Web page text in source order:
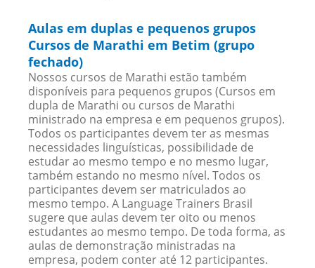
Aulas em duplas e pequenos grupos
Cursos de Marathi em Betim (grupo
fechado)
Nossos cursos de Marathi estão também
disponíveis para pequenos grupos (Cursos em
dupla de Marathi ou cursos de Marathi
ministrado na empresa e em pequenos grupos).
Todos os participantes devem ter as mesmas
necessidades linguísticas, possibilidade de
estudar ao mesmo tempo e no mesmo lugar,
também estando no mesmo nível. Todos os
participantes devem ser matriculados ao
mesmo tempo. A Language Trainers Brasil
sugere que aulas devem ter oito ou menos
estudantes ao mesmo tempo. De toda forma, as
aulas de demonstração ministradas na
empresa, podem conter até 12 participantes.